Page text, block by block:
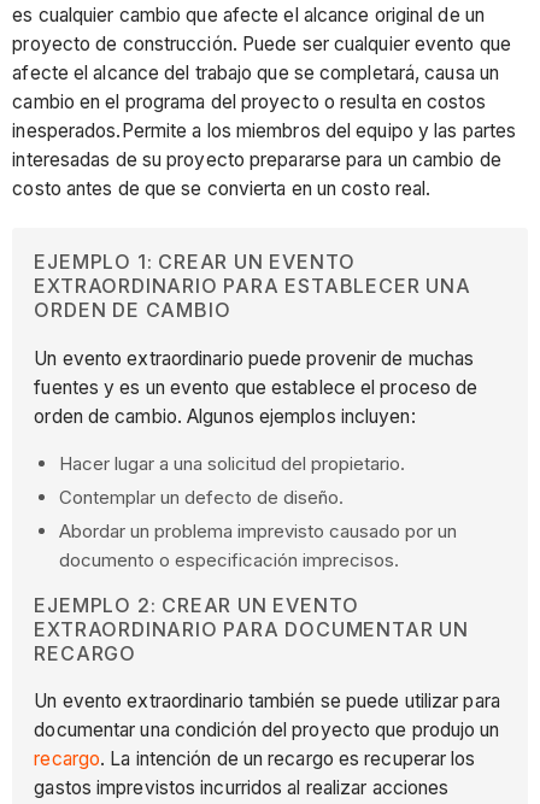
es cualquier cambio que afecte el alcance original de un
proyecto de construcción. Puede ser cualquier evento que
afecte el alcance del trabajo que se completará, causa un
cambio en el programa del proyecto o resulta en costos
inesperados.Permite a los miembros del equipo y las partes
interesadas de su proyecto prepararse para un cambio de
costo antes de que se convierta en un costo real.
EJEMPLO 1: CREAR UN EVENTO
EXTRAORDINARIO PARA ESTABLECER UNA
ORDEN DE CAMBIO
Un evento extraordinario puede provenir de muchas
fuentes y es un evento que establece el proceso de
orden de cambio. Algunos ejemplos incluyen:
Hacer lugar a una solicitud del propietario.
Contemplar un defecto de diseño.
Abordar un problema imprevisto causado por un
documento o especificación imprecisos.
EJEMPLO 2: CREAR UN EVENTO
EXTRAORDINARIO PARA DOCUMENTAR UN
RECARGO
Un evento extraordinario también se puede utilizar para
documentar una condición del proyecto que produjo un
recargo. La intención de un recargo es recuperar los
gastos imprevistos incurridos al realizar acciones